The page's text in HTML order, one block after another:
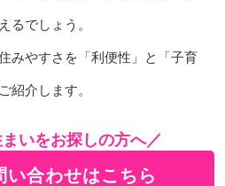
るでしょう。
みやすさを「利便性」と「子育
紹介します。
いをお探しの方へ／
い合わせはこちら